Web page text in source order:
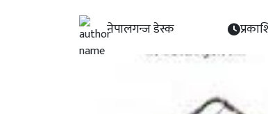
नेपालगन्ज डेस्क